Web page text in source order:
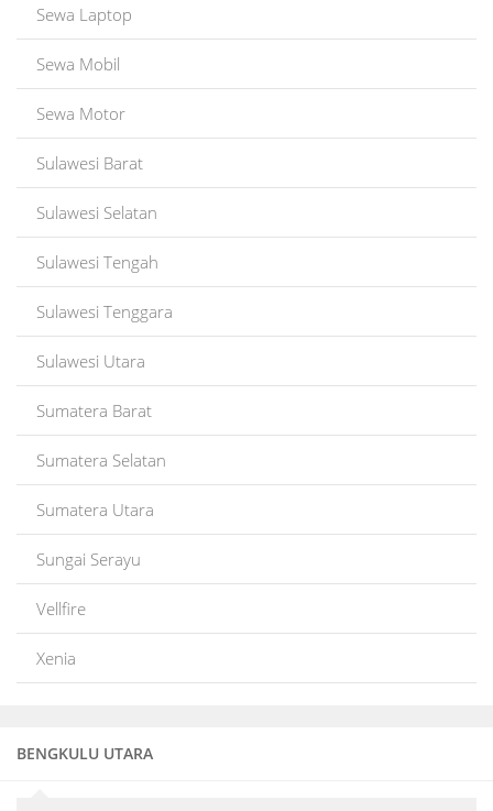
BENGKULU UTARA
Sewa Laptop
Sewa Mobil
Sewa Motor
Sulawesi Barat
Sulawesi Selatan
Sulawesi Tengah
Sulawesi Tenggara
Sulawesi Utara
Sumatera Barat
Sumatera Selatan
Sumatera Utara
Sungai Serayu
Vellfire
Xenia